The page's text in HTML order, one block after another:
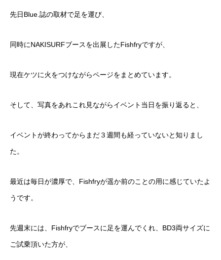
先日Blue.誌の取材で足を運び、
同時にNAKISURFブースを出展したFishfryですが、
現在ケツに火をつけながらページをまとめています。
そして、写真をあれこれ見ながらイベント当日を振り返ると、
イベントが終わってからまだ３週間も経っていないと知りまし
た。
最近は毎日が濃厚で、Fishfryが遥か前のことの用に感じていたよ
うです。
先週末には、Fishfryでブースに足を運んでくれ、BD3両サイズに
ご試乗頂いた方が、